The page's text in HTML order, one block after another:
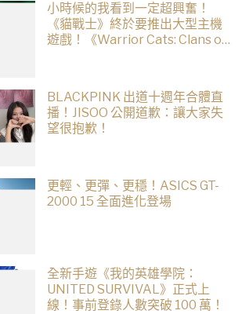
小時候的我看到一定超興奮！
《貓戰士》終於要推出大型主機
遊戲！《Warrior Cats: Clans of
BLACKPINK 出道十週年合體直
播！JISOO 公開道歉：讓大家失
望很抱歉！
更輕、更彈、更穩！ASICS GT-
2000 15 全面進化登場
全新手遊《我的英雄學院：
UNITED SURVIVAL》正式上
線！事前登錄人數突破 100 萬！